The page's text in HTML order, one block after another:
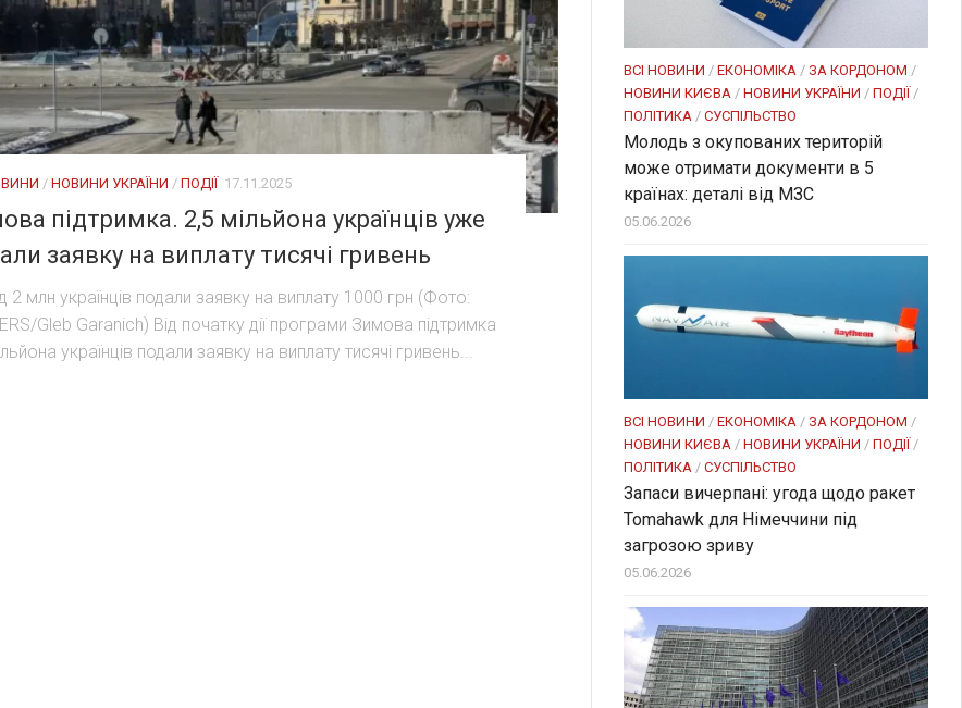
/ НОВИНИ УКРАЇНИ / ПОДІЇ 17.11.2025
підтримка. 2,5 мільйона українців уже
заявку на виплату тисячі гривень
2 млн українців подали заявку на виплату 1000 грн (Фото:
Gleb Garanich) Від початку дії програми Зимова підтримка
українців подали заявку на виплату тисячі гривень...
ВСІ НОВИНИ / ЕКОНОМІКА / ЗА КОРДОНОМ /
НОВИНИ КИЄВА / НОВИНИ УКРАЇНИ / ПОДІЇ /
ПОЛІТИКА / СУСПІЛЬСТВО
Молодь з окупованих територій
може отримати документи в 5
країнах: деталі від МЗС
05.06.2026
ВСІ НОВИНИ / ЕКОНОМІКА / ЗА КОРДОНОМ /
НОВИНИ КИЄВА / НОВИНИ УКРАЇНИ / ПОДІЇ /
ПОЛІТИКА / СУСПІЛЬСТВО
Запаси вичерпані: угода щодо ракет
Tomahawk для Німеччини під
загрозою зриву
05.06.2026